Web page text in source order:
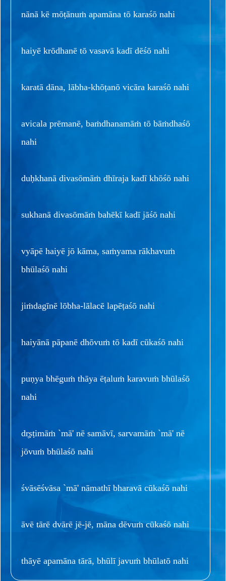
nānā kē mōṭānuṁ apamāna tō karaśō nahi
haiyē krōdhanē tō vasavā kadī dēśō nahi
karatā dāna, lābha-khōṭanō vicāra karaśō nahi
avicala prēmanē, baṁdhanamāṁ tō bāṁdhaśō
nahi
duḥkhanā divasōmāṁ dhīraja kadī khōśō nahi
sukhanā divasōmāṁ bahēkī kadī jāśō nahi
vyāpē haiyē jō kāma, saṁyama rākhavuṁ
bhūlaśō nahi
jiṁdagīnē lōbha-lālacē lapēṭaśō nahi
haiyānā pāpanē dhōvuṁ tō kadī cūkaśō nahi
puṇya bhēguṁ thāya ēṭaluṁ karavuṁ bhūlaśō
nahi
dr̥ṣṭimāṁ `mā' nē samāvī, sarvamāṁ `mā' nē
jōvuṁ bhūlaśō nahi
śvāsēśvāsa `mā' nāmathī bharavā cūkaśō nahi
āvē tārē dvārē jē-jē, māna dēvuṁ cūkaśō nahi
thāyē apamāna tārā, bhūlī javuṁ bhūlatō nahi